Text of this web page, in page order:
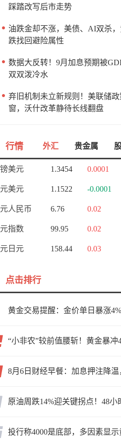
踩踏改写后市走势
油跌金却不涨，美债、AI双杀
跌找回避险属性
数据大反转！9月加息预期被
双双泼冷水
弃旧机制未立新规则！美联储
窗，沃什改革静待长线翻盘
行情 外汇 贵金属
美元 1.3454 0.0001
美元 1.1522 -0.0001
人民币 6.76 0.02
指数 99.95 0.02
日元 158.44 0.03
点击排行
“小非农”较前值腰斩！黄金暴冲